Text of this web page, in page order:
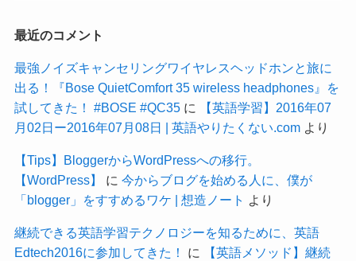
最近のコメント
最強ノイズキャンセリングワイヤレスヘッドホンと旅に
出る！『Bose QuietComfort 35 wireless headphones』を
試してきた！ #BOSE #QC35に
【英語学習】2016年07
月02日ー2016年07月08日 | 英語やりたくない.comより
【Tips】BloggerからWordPressへの移行。
【WordPress】
に 今からブログを始める人に、僕が
「blogger」をすすめるワケ | 想造ノート より
継続できる英語学習テクノロジーを知るために、英語
Edtech2016に参加してきた！
に
【英語メソッド】継続